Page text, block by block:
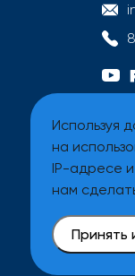
Используя
на
IP-адресе
нам
Принять
Вся
Все